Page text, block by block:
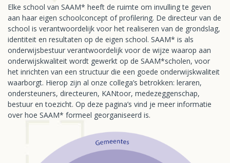
Elke school van SAAM* heeft de ruimte om invulling te geven
aan haar eigen schoolconcept of profilering. De directeur van de
school is verantwoordelijk voor het realiseren van de grondslag,
identiteit en resultaten op de eigen school. SAAM* is als
onderwijsbestuur verantwoordelijk voor de wijze waarop aan
onderwijskwaliteit wordt gewerkt op de SAAM*scholen, voor
het inrichten van een structuur die een goede onderwijskwaliteit
waarborgt. Hierop zijn al onze collega’s betrokken: leraren,
ondersteuners, directeuren, KANtoor, medezeggenschap,
bestuur en toezicht. Op deze pagina’s vind je meer informatie
over hoe SAAM* formeel georganiseerd is.